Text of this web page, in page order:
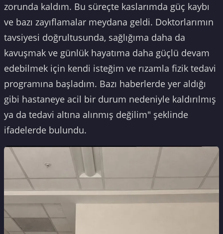
zorunda kaldım. Bu süreçte kaslarımda güç kaybı
ve bazı zayıflamalar meydana geldi. Doktorlarımın
tavsiyesi doğrultusunda, sağlığıma daha da
kavuşmak ve günlük hayatıma daha güçlü devam
edebilmek için kendi isteğim ve rızamla fizik tedavi
programına başladım. Bazı haberlerde yer aldığı
gibi hastaneye acil bir durum nedeniyle kaldırılmış
ya da tedavi altına alınmış değilim" şeklinde
ifadelerde bulundu.